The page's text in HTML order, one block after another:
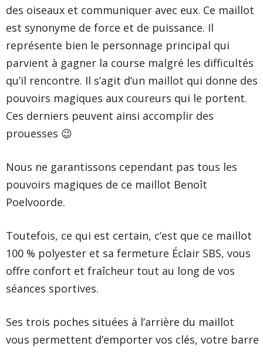
des oiseaux et communiquer avec eux. Ce maillot
est synonyme de force et de puissance. Il
représente bien le personnage principal qui
parvient à gagner la course malgré les difficultés
qu’il rencontre. Il s’agit d’un maillot qui donne des
pouvoirs magiques aux coureurs qui le portent.
Ces derniers peuvent ainsi accomplir des
prouesses 😉
Nous ne garantissons cependant pas tous les
pouvoirs magiques de ce maillot Benoît
Poelvoorde.
Toutefois, ce qui est certain, c’est que ce maillot
100 % polyester et sa fermeture Éclair SBS, vous
offre confort et fraîcheur tout au long de vos
séances sportives.
Ses trois poches situées à l’arrière du maillot
vous permettent d’emporter vos clés, votre barre